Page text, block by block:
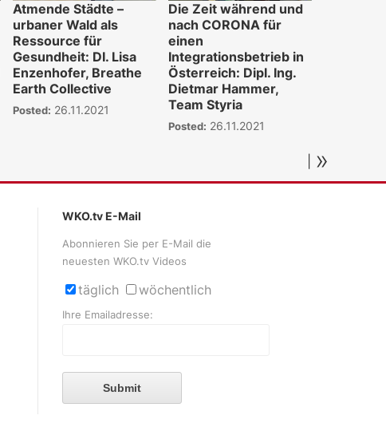
Atmende Städte –
urbaner Wald als
Ressource für
Gesundheit: DI. Lisa
Enzenhofer, Breathe
Earth Collective
Posted: 26.11.2021
Die Zeit während und
nach CORONA für
einen
Integrationsbetrieb in
Österreich: Dipl. Ing.
Dietmar Hammer,
Team Styria
Posted: 26.11.2021
»
WKO.tv E-Mail
Abonnieren Sie per E-Mail die
neuesten WKO.tv Videos
täglich wöchentlich
Ihre Emailadresse:
Submit